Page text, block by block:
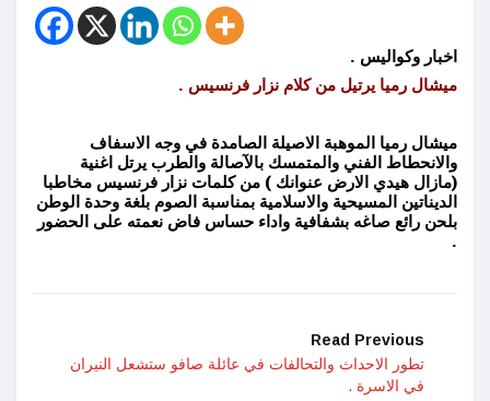
اخبار وكواليس .
ميشال رميا يرتيل من كلام نزار فرنسيس .
ميشال رميا الموهبة الاصيلة الصامدة في وجه الاسفاف
والانحطاط الفني والمتمسك بالآصالة والطرب يرتل اغنية
(مازال هيدي الارض عنوانك ) من كلمات نزار فرنسيس مخاطبا
الديناتين المسيحية والاسلامية بمناسبة الصوم بلغة وحدة الوطن
بلحن رائع صاغه بشفافية واداء حساس فاض نعمته على الحضور
.
Read Previous
تطور الاحداث والتحالفات في عائلة صافو ستشعل النيران
في الاسرة .